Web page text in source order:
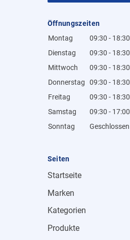
Öffnungszeiten
Montag
09:30 - 18:30
Dienstag
09:30 - 18:30
Mittwoch
09:30 - 18:30
Donnerstag
09:30 - 18:30
Freitag
09:30 - 18:30
Samstag
09:30 - 17:00
Sonntag
Geschlossen
Seiten
Startseite
Marken
Kategorien
Produkte